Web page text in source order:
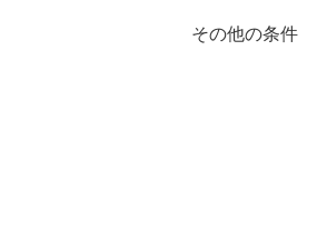
バッグ
クリア 絞り込み
％OFF～
その他の条件